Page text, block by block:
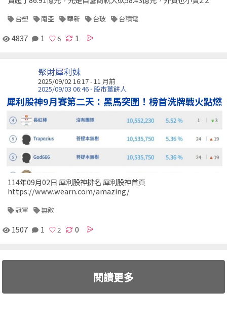
台塑 南亞 華新 台玻 台積電
4837 1 1
聚財犀利妹
2025/09/02 16:17 - 11 月前
2025/09/03 06:46 - 股市薑餅人
犀利股神9月賽第二天：黑馬突圍！榜首洗牌戰火點燃
114年09月02日 犀利股神排名 犀利股神首頁
https://www.wearn.com/amazing/
冠軍 無敵
1507 1 0
閱讀更多